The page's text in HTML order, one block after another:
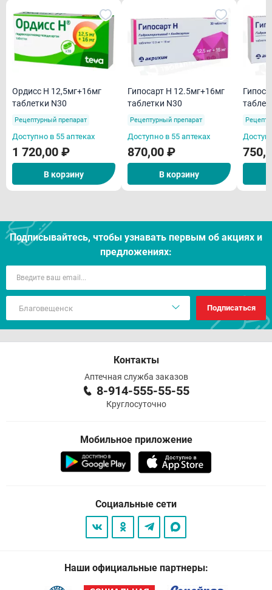
Ордисс Н 12,5мг+16мг
таблетки N30
Рецептурный препарат
Доступно в 55 аптеках
1 720,00 ₽
В корзину
Гипосарт Н 12.5мг+16мг
таблетки N30
Рецептурный препарат
Доступно в 55 аптеках
870,00 ₽
В корзину
Подписывайтесь, чтобы узнавать первым об акцияx и
предложениях:
Подписаться
Контакты
Аптечная служба заказов
8-914-555-55-55
Круглосуточно
Мобильное приложение
Социальные сети
Наши официальные партнеры: